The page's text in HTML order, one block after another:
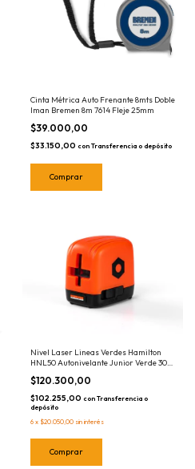
Cinta Métrica Auto Frenante 8mts Doble
Iman Bremen 8m 7614 Fleje 25mm
$39.000,00
$33.150,00 con Transferencia o depósito
Nivel Laser Lineas Verdes Hamilton
HNL50 Autonivelante Junior Verde 30
mts
$120.300,00
$102.255,00 con Transferencia o
depósito
6 x $20.050,00 sin interés